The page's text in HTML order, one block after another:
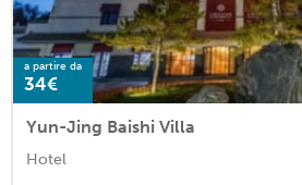
a partire da
34€
Yun-Jing Baishi Villa
Hotel